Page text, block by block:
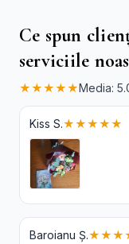
Ce spun
serviciile
★★★★★Media:
Kiss S.★★★★★
Baroianu Ș.